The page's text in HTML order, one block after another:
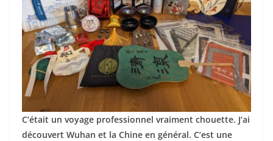
C’était un voyage professionnel vraiment chouette. J’ai
découvert Wuhan et la Chine en général. C’est une